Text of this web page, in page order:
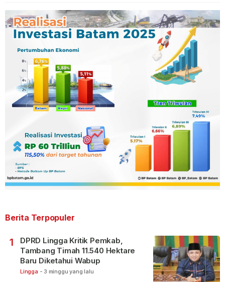
Berita Terpopuler
1
DPRD Lingga Kritik Pemkab,
Tambang Timah 11.540 Hektare
Baru Diketahui Wabup
Lingga - 3 minggu yang lalu